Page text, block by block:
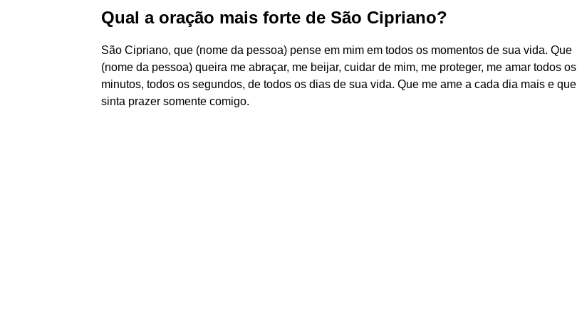
Qual a oração mais forte de São Cipriano?
São Cipriano, que (nome da pessoa) pense em mim em todos os momentos de sua vida. Que
(nome da pessoa) queira me abraçar, me beijar, cuidar de mim, me proteger, me amar todos os
minutos, todos os segundos, de todos os dias de sua vida. Que me ame a cada dia mais e que
sinta prazer somente comigo.